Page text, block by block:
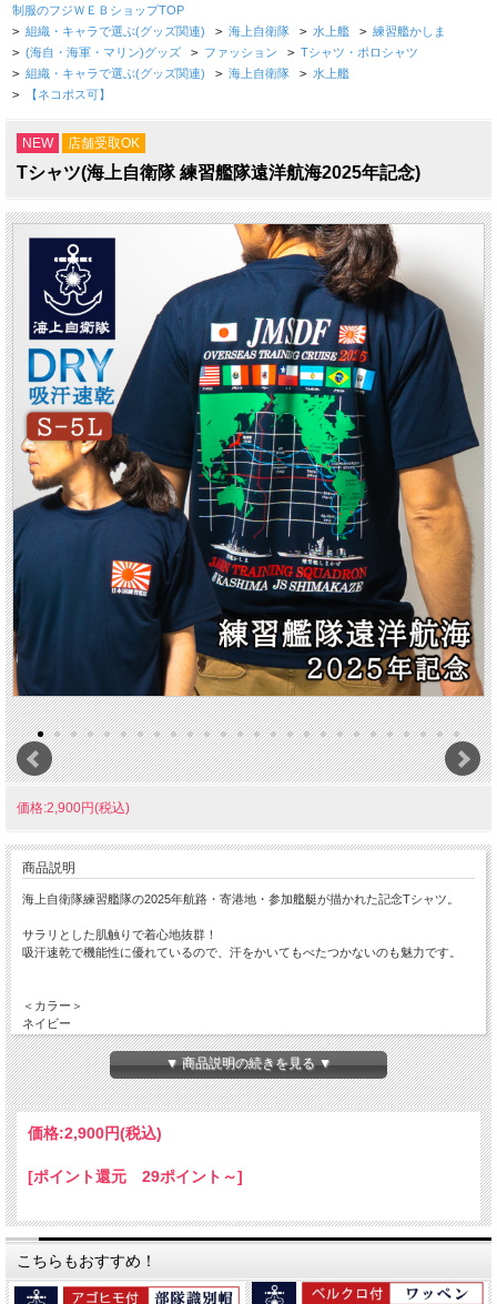
制服のフジＷＥＢショップTOP
> 組織・キャラで選ぶ(グッズ関連) > 海上自衛隊 > 水上艦 > 練習艦かしま
> (海自・海軍・マリン)グッズ > ファッション > Tシャツ・ポロシャツ
> 組織・キャラで選ぶ(グッズ関連) > 海上自衛隊 > 水上艦
> 【ネコポス可】
NEW 店舗受取OK
Tシャツ(海上自衛隊 練習艦隊遠洋航海2025年記念)
価格:2,900円(税込)
商品説明
海上自衛隊練習艦隊の2025年航路・寄港地・参加艦艇が描かれた記念Tシャツ。
サラリとした肌触りで着心地抜群！
吸汗速乾で機能性に優れているので、汗をかいてもべたつかないのも魅力です。
＜カラー＞
ネイビー
＜素材＞
ポリエステル100%(ドライ生地)
＜サイズ(cm)＞
L：胸囲106・着丈71・肩幅48
3L：胸囲120・着丈77・肩幅53
4L：胸囲128・着丈80・肩幅56
5L：胸囲136・着丈82・肩幅59
▼ 商品説明の続きを見る ▼
価格:2,900円(税込)
[ポイント還元 29ポイント～]
こちらもおすすめ！